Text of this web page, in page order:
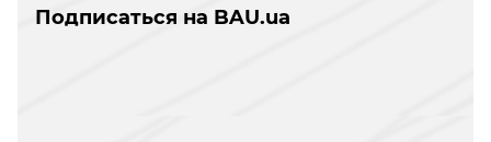
Подписаться на BAU.ua